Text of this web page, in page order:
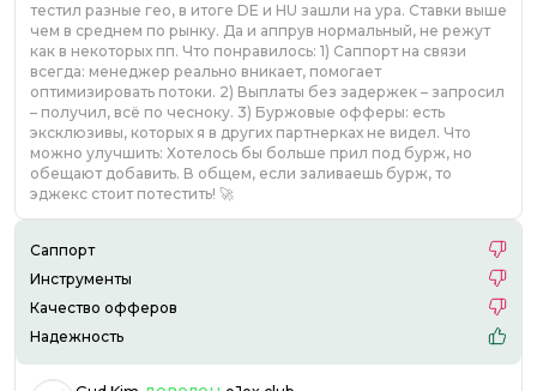
тестил разные гео, в итоге DE и HU зашли на ура. Ставки выше
чем в среднем по рынку. Да и аппрув нормальный, не режут
как в некоторых пп. Что понравилось: 1) Саппорт на связи
всегда: менеджер реально вникает, помогает
оптимизировать потоки. 2) Выплаты без задержек – запросил
– получил, всё по чесноку. 3) Буржовые офферы: есть
эксклюзивы, которых я в других партнерках не видел. Что
можно улучшить: Хотелось бы больше прил под бурж, но
обещают добавить. В общем, если заливаешь бурж, то
эджекс стоит потестить! 🚀
Саппорт
Инструменты
Качество офферов
Надежность